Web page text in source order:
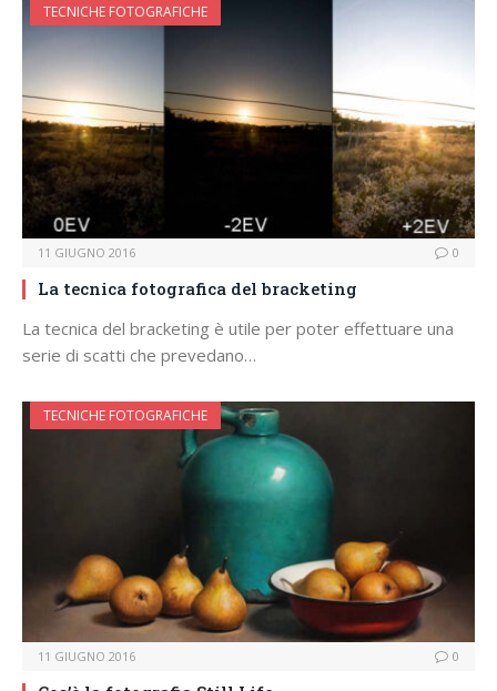
TECNICHE FOTOGRAFICHE
11 GIUGNO 2016 0
La tecnica fotografica del bracketing
La tecnica del bracketing è utile per poter effettuare una
serie di scatti che prevedano…
TECNICHE FOTOGRAFICHE
11 GIUGNO 2016 0